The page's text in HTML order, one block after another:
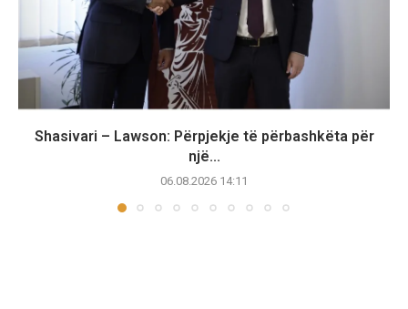
Shasivari – Lawson: Përpjekje të përbashkëta për
një...
06.08.2026 14:11